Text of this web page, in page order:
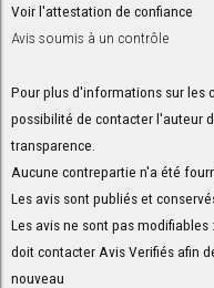
Voir l'attestation de confiance
Avis soumis à un contrôle
Pour plus d'informations sur les
possibilité de contacter l'auteur
transparence
Aucune contrepartie n'a été
Les avis sont publiés et
Les avis ne sont pas
doit contacter Avis Verifiés afin
nouveau